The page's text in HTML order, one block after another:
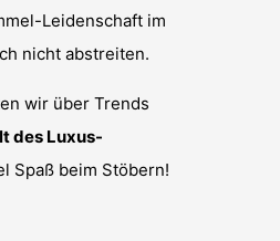
Leidenschaft im
nicht abstreiten.
wir über Trends
des Luxus-
Spaß beim Stöbern!